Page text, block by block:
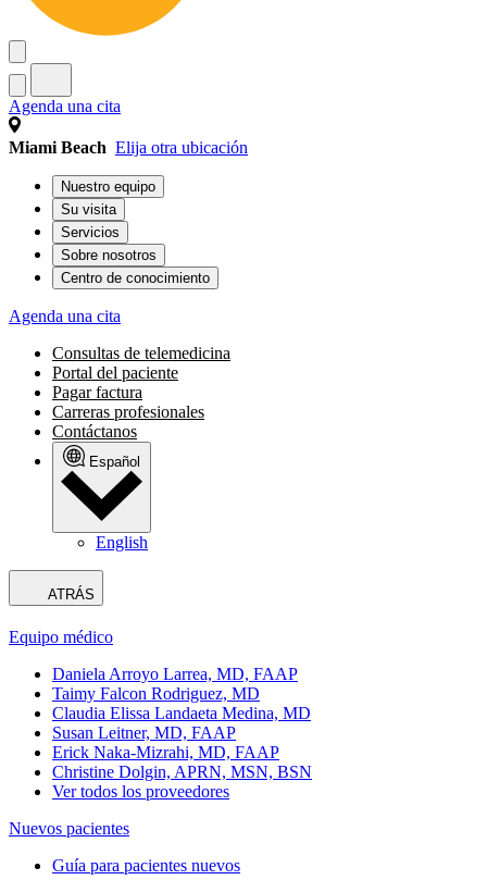
Agenda una cita
Miami Beach Elija otra ubicación
Nuestro equipo
Su visita
Servicios
Sobre nosotros
Centro de conocimiento
Agenda una cita
Consultas de telemedicina
Portal del paciente
Pagar factura
Carreras profesionales
Contáctanos
Español
English
ATRÁS
Equipo médico
Daniela Arroyo Larrea, MD, FAAP
Taimy Falcon Rodriguez, MD
Claudia Elissa Landaeta Medina, MD
Susan Leitner, MD, FAAP
Erick Naka-Mizrahi, MD, FAAP
Christine Dolgin, APRN, MSN, BSN
Ver todos los proveedores
Nuevos pacientes
Guía para pacientes nuevos